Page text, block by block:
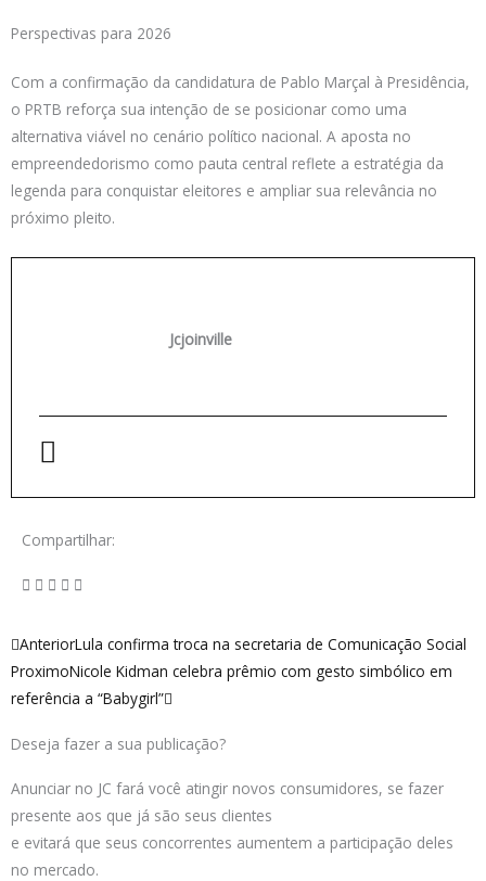
Perspectivas para 2026
Com a confirmação da candidatura de Pablo Marçal à Presidência,
o PRTB reforça sua intenção de se posicionar como uma
alternativa viável no cenário político nacional. A aposta no
empreendedorismo como pauta central reflete a estratégia da
legenda para conquistar eleitores e ampliar sua relevância no
próximo pleito.
Jcjoinville
Compartilhar:
Anterior
AnteriorLula confirma troca na secretaria de Comunicação Social
ProximoNicole Kidman celebra prêmio com gesto simbólico em
referência a “Babygirl”
Próximo
Deseja fazer a sua publicação?
Anunciar no JC fará você atingir novos consumidores, se fazer
presente aos que já são seus clientes
e evitará que seus concorrentes aumentem a participação deles
no mercado.